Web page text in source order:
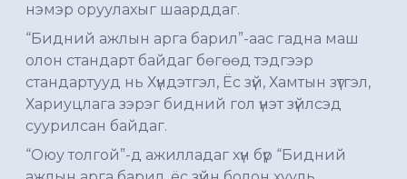
нэмэр оруулахыг шаарддаг.
“Бидний ажлын арга барил”-аас гадна маш
олон стандарт байдаг бөгөөд тэдгээр
стандартууд нь Хүндэтгэл, Ёс зүй, Хамтын зүтгэл,
Хариуцлага зэрэг бидний гол үнэт зүйлсэд
суурилсан байдаг.
“Оюу толгой”-д ажилладаг хүн бүр “Бидний